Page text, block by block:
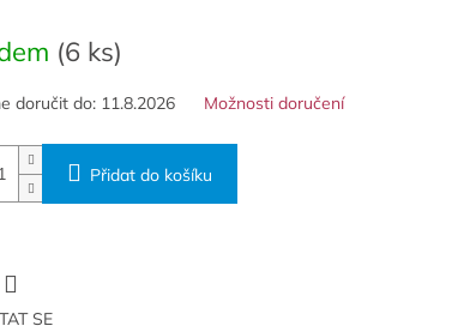
(6 ks)
doručit do: 11.8.2026 Možnosti doručení
Přidat do košíku
SE